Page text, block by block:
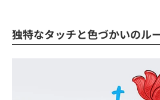
独特なタッチと色づかいのル